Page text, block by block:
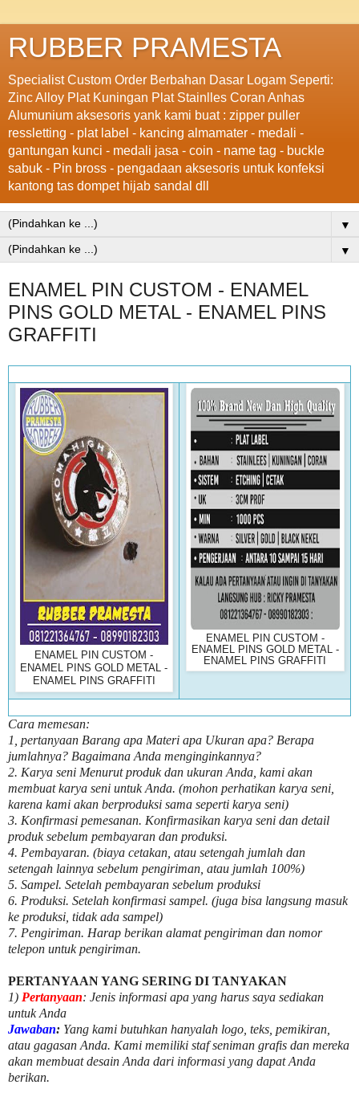
RUBBER PRAMESTA
Specialist Custom Order Berbahan Dasar Logam Seperti:
Zinc Alloy Plat Kuningan Plat Stainlles Coran Anhas
Alumunium aksesoris yank kami buat : zipper puller
ressletting - plat label - kancing almamater - medali -
gantungan kunci - medali jasa - coin - name tag - buckle
sabuk - Pin bross - pengadaan aksesoris untuk konfeksi
kantong tas dompet hijab sandal dll
▼
▼
ENAMEL PIN CUSTOM - ENAMEL
PINS GOLD METAL - ENAMEL PINS
GRAFFITI
ENAMEL PIN CUSTOM -
ENAMEL PINS GOLD METAL -
ENAMEL PINS GRAFFITI
ENAMEL PIN CUSTOM -
ENAMEL PINS GOLD METAL -
ENAMEL PINS GRAFFITI
Cara memesan:
1, pertanyaan Barang apa Materi apa Ukuran apa? Berapa
jumlahnya? Bagaimana Anda menginginkannya?
2. Karya seni Menurut produk dan ukuran Anda, kami akan
membuat karya seni untuk Anda. (mohon perhatikan karya seni,
karena kami akan berproduksi sama seperti karya seni)
3. Konfirmasi pemesanan. Konfirmasikan karya seni dan detail
produk sebelum pembayaran dan produksi.
4. Pembayaran. (biaya cetakan, atau setengah jumlah dan
setengah lainnya sebelum pengiriman, atau jumlah 100%)
5. Sampel. Setelah pembayaran sebelum produksi
6. Produksi. Setelah konfirmasi sampel. (juga bisa langsung masuk
ke produksi, tidak ada sampel)
7. Pengiriman. Harap berikan alamat pengiriman dan nomor
telepon untuk pengiriman.
PERTANYAAN YANG SERING DI TANYAKAN
1) Pertanyaan: Jenis informasi apa yang harus saya sediakan
untuk Anda
Jawaban: Yang kami butuhkan hanyalah logo, teks, pemikiran,
atau gagasan Anda. Kami memiliki staf seniman grafis dan mereka
akan membuat desain Anda dari informasi yang dapat Anda
berikan.